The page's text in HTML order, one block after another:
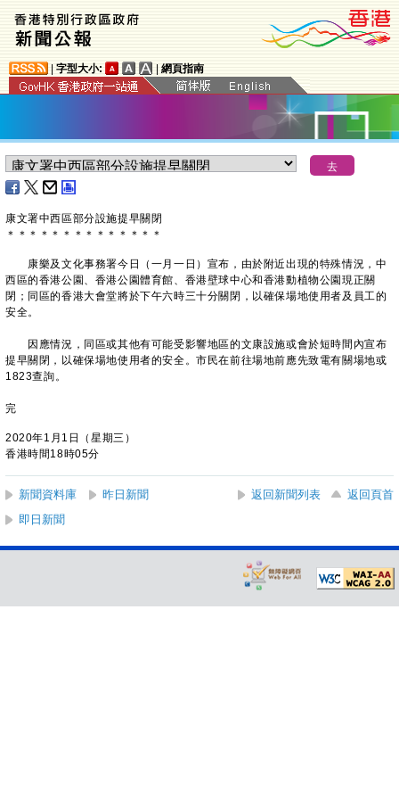
字型大小: 網頁指南
康文署中西區部分設施提早關閉
＊ ＊ ＊ ＊ ＊ ＊ ＊ ＊ ＊ ＊ ＊ ＊ ＊ ＊
康樂及文化事務署今日（一月一日）宣布，由於附近出現的特殊情況，中
西區的香港公園、香港公園體育館、香港壁球中心和香港動植物公園現正關
閉；同區的香港大會堂將於下午六時三十分關閉，以確保場地使用者及員工的
安全。
因應情況，同區或其他有可能受影響地區的文康設施或會於短時間內宣布
提早關閉，以確保場地使用者的安全。市民在前往場地前應先致電有關場地或
1823查詢。
完
2020年1月1日（星期三）
香港時間18時05分
新聞資料庫 昨日新聞 返回新聞列表
返回頁首
即日新聞